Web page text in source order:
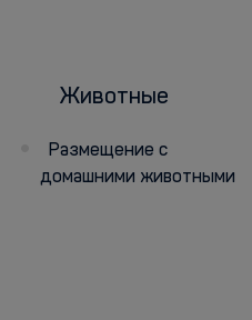
Животные
Размещение с
домашними животными